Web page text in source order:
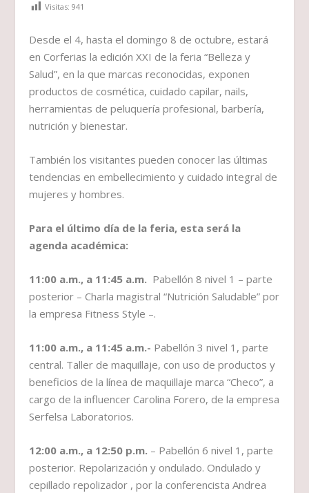
Visitas: 941
Desde el 4, hasta el domingo 8 de octubre, estará
en Corferias la edición XXI de la feria “Belleza y
Salud”, en la que marcas reconocidas, exponen
productos de cosmética, cuidado capilar, nails,
herramientas de peluquería profesional, barbería,
nutrición y bienestar.
También los visitantes pueden conocer las últimas
tendencias en embellecimiento y cuidado integral de
mujeres y hombres.
Para el último día de la feria, esta será la
agenda académica:
11:00 a.m., a 11:45 a.m. Pabellón 8 nivel 1 – parte
posterior – Charla magistral “Nutrición Saludable” por
la empresa Fitness Style –.
11:00 a.m., a 11:45 a.m.- Pabellón 3 nivel 1, parte
central. Taller de maquillaje, con uso de productos y
beneficios de la línea de maquillaje marca “Checo”, a
cargo de la influencer Carolina Forero, de la empresa
Serfelsa Laboratorios.
12:00 a.m., a 12:50 p.m. – Pabellón 6 nivel 1, parte
posterior. Repolarización y ondulado. Ondulado y
cepillado repolizador , por la conferencista Andrea